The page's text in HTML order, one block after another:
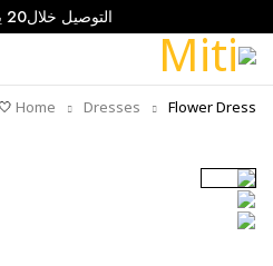
التوصيل خلال20 يوم
Home Dresses Flower Dress 🤍